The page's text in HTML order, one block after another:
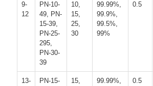
9-
12
PN-10-
49, PN-
15-39,
PN-25-
295,
PN-30-
39
10,
15,
25,
30
99.99%,
99.9%,
99.5%,
99%
0.5
13-
PN-15-
15,
99.99%,
0.5